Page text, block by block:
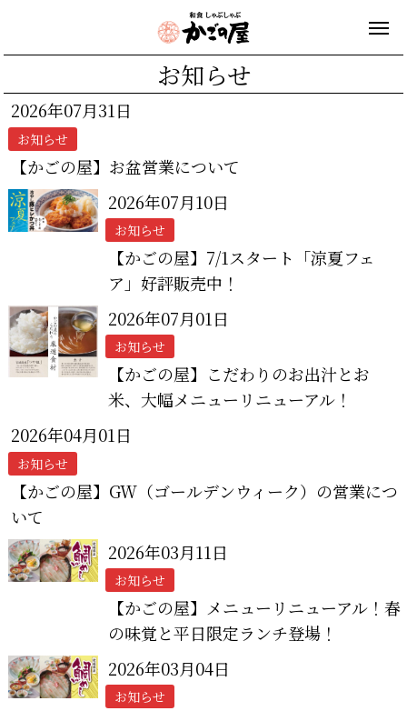
お知らせ
2026年07月31日
お知らせ
【かごの屋】お盆営業について
2026年07月10日
お知らせ
【かごの屋】7/1スタート「涼夏フェ
ア」好評販売中！
2026年07月01日
お知らせ
【かごの屋】こだわりのお出汁とお
米、大幅メニューリニューアル！
2026年04月01日
お知らせ
【かごの屋】GW（ゴールデンウィーク）の営業につ
いて
2026年03月11日
お知らせ
【かごの屋】メニューリニューアル！春
の味覚と平日限定ランチ登場！
2026年03月04日
お知らせ